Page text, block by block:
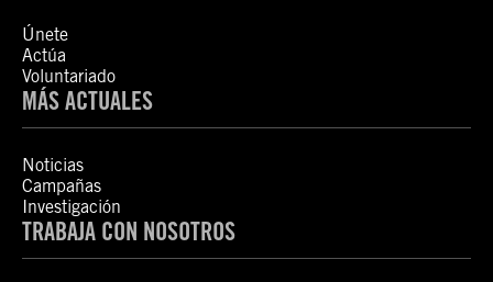
Únete
Actúa
Voluntariado
MÁS ACTUALES
Noticias
Campañas
Investigación
TRABAJA CON NOSOTROS